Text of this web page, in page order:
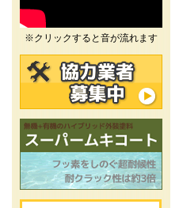
※クリックすると音が流れます